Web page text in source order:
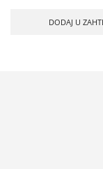
DODAJ U